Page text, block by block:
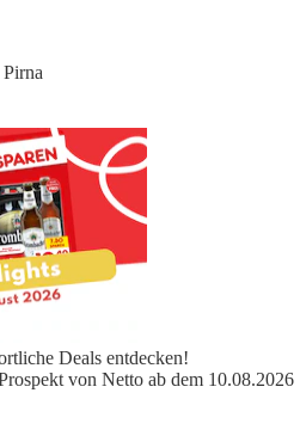
Deals entdecken!
von Netto ab dem 10.08.2026